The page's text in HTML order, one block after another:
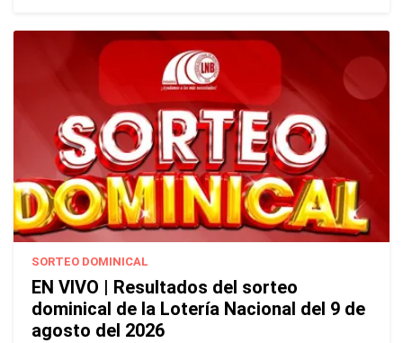
SORTEO DOMINICAL
EN VIVO | Resultados del sorteo
dominical de la Lotería Nacional del 9 de
agosto del 2026